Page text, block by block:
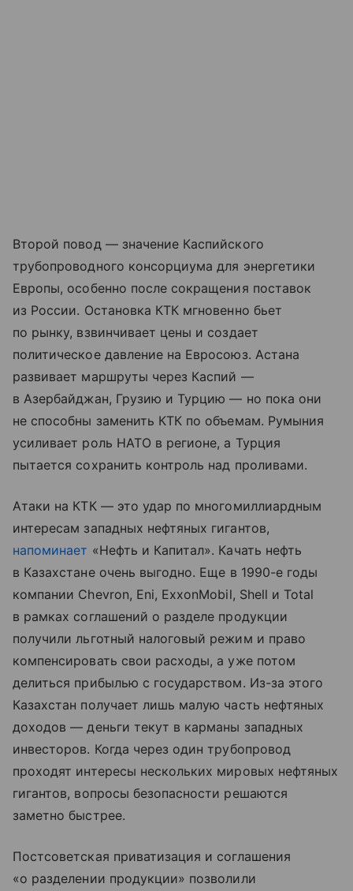
Второй повод — значение Каспийского
трубопроводного консорциума для энергетики
Европы, особенно после сокращения поставок
из России. Остановка КТК мгновенно бьет
по рынку, взвинчивает цены и создает
политическое давление на Евросоюз. Астана
развивает маршруты через Каспий —
в Азербайджан, Грузию и Турцию — но пока они
не способны заменить КТК по объемам. Румыния
усиливает роль НАТО в регионе, а Турция
пытается сохранить контроль над проливами.
Атаки на КТК — это удар по многомиллиардным
интересам западных нефтяных гигантов,
напоминает «Нефть и Капитал». Качать нефть
в Казахстане очень выгодно. Еще в 1990-е годы
компании Chevron, Eni, ExxonMobil, Shell и Total
в рамках соглашений о разделе продукции
получили льготный налоговый режим и право
компенсировать свои расходы, а уже потом
делиться прибылью с государством. Из-за этого
Казахстан получает лишь малую часть нефтяных
доходов — деньги текут в карманы западных
инвесторов. Когда через один трубопровод
проходят интересы нескольких мировых нефтяных
гигантов, вопросы безопасности решаются
заметно быстрее.
Постсоветская приватизация и соглашения
«о разделении продукции» позволили